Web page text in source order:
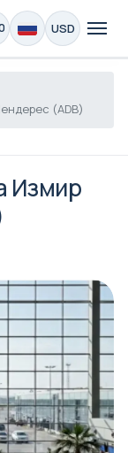
USD
(ADB)
Измир